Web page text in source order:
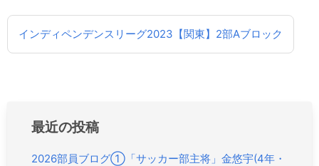
投
ナ
インディペンデンスリーグ2023【関東】2部Aブロック
最近の投稿
2026部員ブログ①「サッカー部主将」金悠宇(4年・